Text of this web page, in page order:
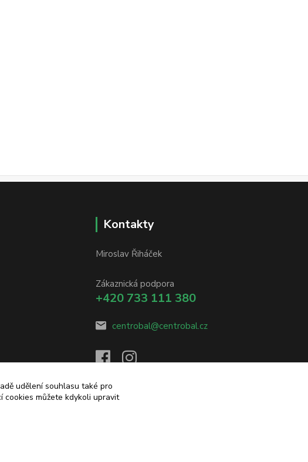
Kontakty
Miroslav Řiháček
Zákaznická podpora
+420 733 111 380
centrobal@centrobal.cz
udělení souhlasu také pro
cookies můžete kdykoli upravit